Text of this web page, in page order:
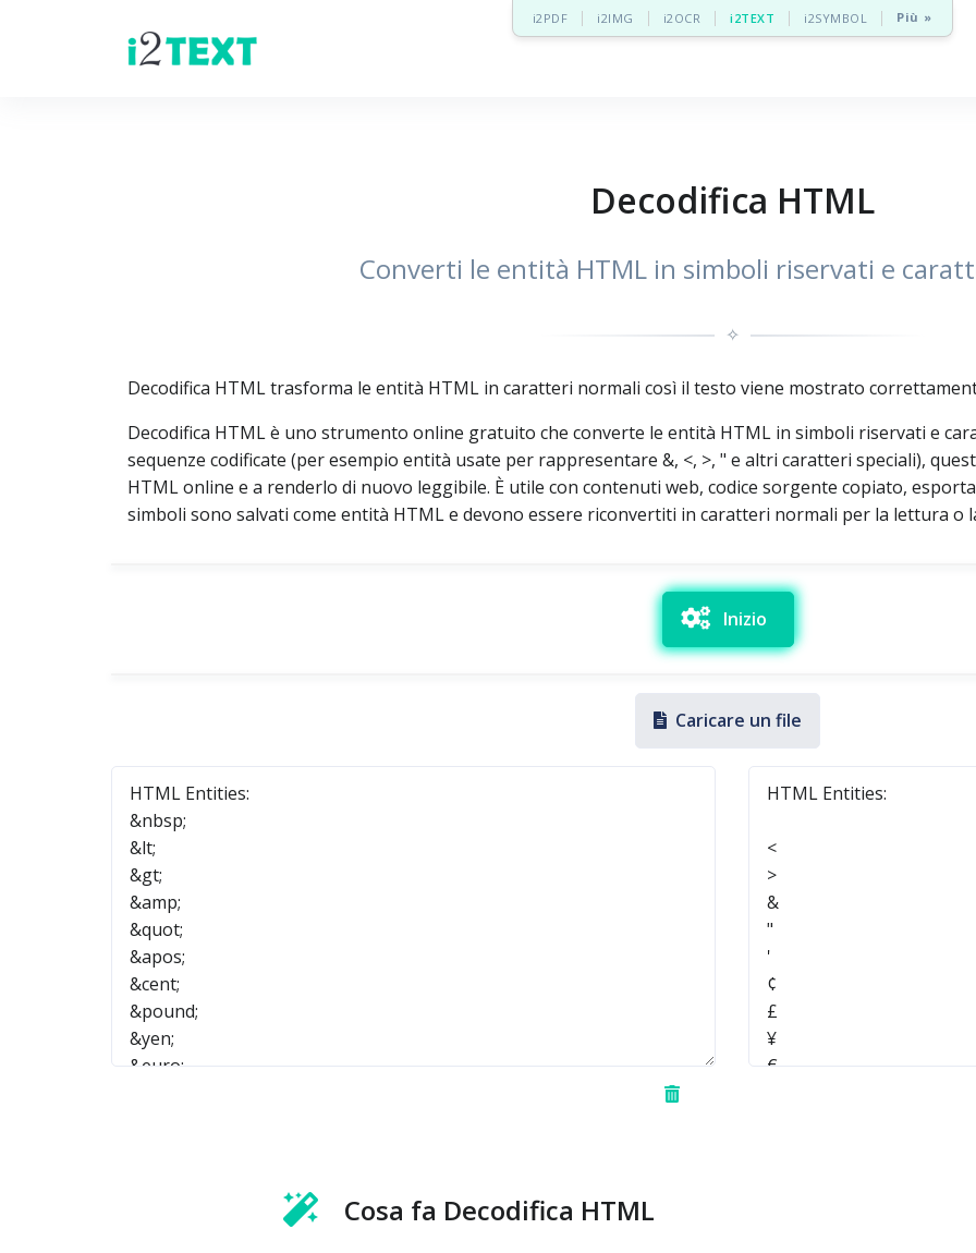
i2PDF i2IMG i2OCR i2TEXT i2SYMBOL Più »
Decodifica HTML
Converti le entità HTML in simboli riservati e
✧
Decodifica HTML trasforma le entità HTML in caratteri normali così il testo viene mostrato
Decodifica HTML è uno strumento online gratuito che converte le entità HTML in simboli riservati e
sequenze codificate (per esempio entità usate per rappresentare &, <, >, " e altri caratteri speciali),
HTML online e a renderlo di nuovo leggibile. È utile con contenuti web, codice sorgente copiato,
simboli sono salvati come entità HTML e devono essere riconvertiti in caratteri normali per la lettura o
Inizio
Caricare un file
Cosa fa Decodifica HTML